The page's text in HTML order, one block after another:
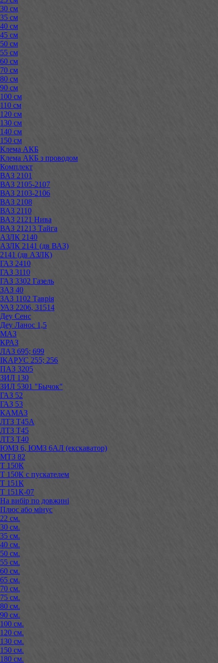
30 см
35 см
40 см
45 см
50 см
55 см
60 см
70 см
80 см
90 см
100 см
110 см
120 см
130 см
140 см
150 см
Клема АКБ
Клема АКБ з проводом
Комплект
ВАЗ 2101
ВАЗ 2105-2107
ВАЗ 2103-2106
ВАЗ 2108
ВАЗ 2110
ВАЗ 2121 Нива
ВАЗ 21213 Тайга
АЗЛК 2140
АЗЛК 2141 (дв ВАЗ)
2141 (дв АЗЛК)
ГАЗ 2410
ГАЗ 3110
ГАЗ 3302 Газель
ЗАЗ 40
ЗАЗ 1102 Таврія
УАЗ 2206, 31514
Деу Сенс
Деу Ланос 1,5
МАЗ
КРАЗ
ЛАЗ 695; 699
ІКАРУС 255; 256
ПАЗ 3205
ЗИЛ 130
ЗИЛ 5301 "Бычок"
ГАЗ 52
ГАЗ 53
КАМАЗ
ЛТЗ Т45А
ЛТЗ Т45
ЛТЗ Т40
ЮМЗ 6, ЮМЗ 6АЛ (екскаватор)
МТЗ 82
Т 150К
Т 150К с пускателем
Т 151К
Т 151К-07
На вибір по довжині
Плюс або мінус
22 см.
30 см.
35 см.
40 см.
50 см.
55 см.
60 см.
65 см.
70 см.
75 см.
80 см.
90 см.
100 см.
120 см.
130 см.
150 см.
180 см.